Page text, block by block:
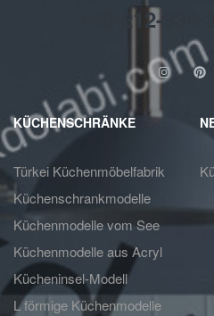
+90-212-934-
KÜCHENSCHRÄNKE
Türkei Küchenmöbelfabrik
Küchenschrankmodelle
Küchenmodelle vom See
Küchenmodelle aus Acryl
Kücheninsel-Modell
L förmige Küchenmodelle